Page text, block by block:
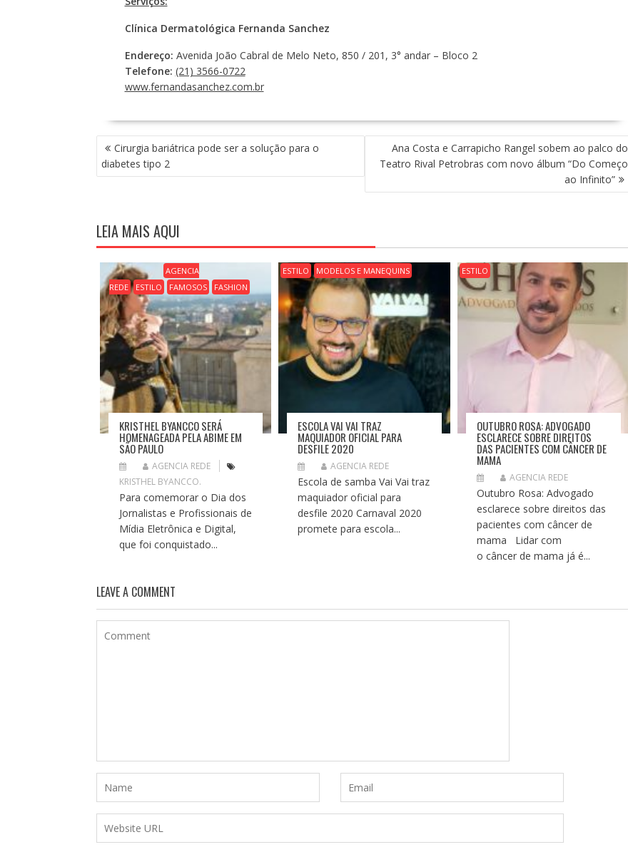
Clínica Dermatológica Fernanda Sanchez
Endereço: Avenida João Cabral de Melo Neto, 850 / 201, 3° andar – Bloco 2
Telefone: (21) 3566-0722
www.fernandasanchez.com.br
N
A
V
A
Ç
Ã
O
D
E
P
O
S
T
Cirurgia bariátrica pode ser a solução para o
diabetes tipo 2
Ana Costa e Carrapicho Rangel sobem ao palco do
Teatro Rival Petrobras com novo álbum “Do Começo
ao Infinito”
LEIA MAIS AQUI
AGENCIA
REDE
ESTILO FAMOSOS FASHION
KRISTHEL BYANCCO SERÁ
HOMENAGEADA PELA ABIME EM
SÃO PAULO
AGENCIA REDE
KRISTHEL BYANCCO.
Para comemorar o Dia dos
Jornalistas e Profissionais de
Mídia Eletrônica e Digital,
que foi conquistado...
ESTILO MODELOS E MANEQUINS
ESCOLA VAI VAI TRAZ
MAQUIADOR OFICIAL PARA
DESFILE 2020
AGENCIA REDE
Escola de samba Vai Vai traz
maquiador oficial para
desfile 2020 Carnaval 2020
promete para escola...
ESTILO
OUTUBRO ROSA: ADVOGADO
ESCLARECE SOBRE DIREITOS
DAS PACIENTES COM CÂNCER DE
MAMA
AGENCIA REDE
Outubro Rosa: Advogado
esclarece sobre direitos das
pacientes com câncer de
mama Lidar com
o câncer de mama já é...
LEAVE A COMMENT